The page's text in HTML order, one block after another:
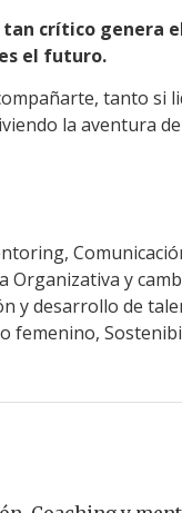
crítico genera
el futuro.
tanto si
la aventura
Organizativa y
y desarrollo de
femenino,